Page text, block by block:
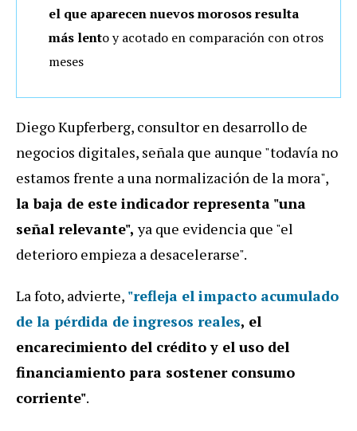
el que aparecen nuevos morosos resulta
más lento y acotado en comparación con otros
meses
Diego Kupferberg, consultor en desarrollo de
negocios digitales, señala que aunque "todavía no
estamos frente a una normalización de la mora",
la baja de este indicador representa "una
señal relevante", ya que evidencia que "el
deterioro empieza a desacelerarse".
La foto, advierte, "refleja el impacto acumulado
de la pérdida de ingresos reales, el
encarecimiento del crédito y el uso del
financiamiento para sostener consumo
corriente".